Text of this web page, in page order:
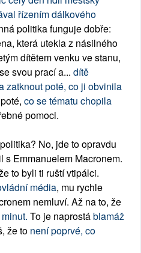
řízením dálkového
politika funguje dobře:
která utekla z násilného
dítětem venku ve stanu,
svou prací a... dítě
zatknout poté, co ji obvinila
co se tématu chopila
pomoci.
No, jde to opravdu
s Emmanuelem Macronem.
to byli ti ruští vtipálci.
média, mu rychle
nemluví. Až na to, že
To je naprostáblamáž
že to není poprvé, co